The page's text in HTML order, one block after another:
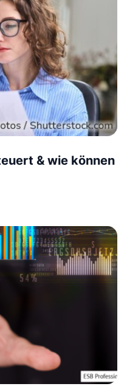
& wie können